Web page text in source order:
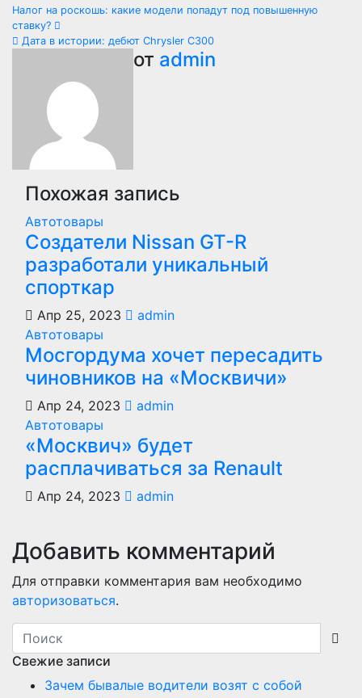
Навигация
по
записям
Налог на роскошь: какие модели попадут под повышенную
ставку?
Дата в истории: дебют Chrysler C300
от admin
Похожая запись
Автотовары
Создатели Nissan GT-R
разработали уникальный
спорткар
Апр 25, 2023
admin
Автотовары
Мосгордума хочет пересадить
чиновников на «Москвичи»
Апр 24, 2023
admin
Автотовары
«Москвич» будет
расплачиваться за Renault
Апр 24, 2023 admin
Добавить комментарий
Для отправки комментария вам необходимо
авторизоваться.
Свежие записи
Зачем бывалые водители возят с собой